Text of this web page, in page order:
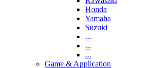
Honda
Yamaha
Suzuki
...
...
...
Game & Application